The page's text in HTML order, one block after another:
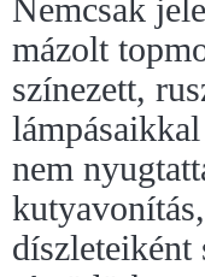
Nemcsak
mázolt
színezett,
nem
díszleteiként